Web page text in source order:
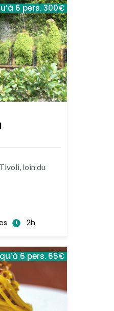
6 pers. 300€
loin du
2h
6 pers. 65€